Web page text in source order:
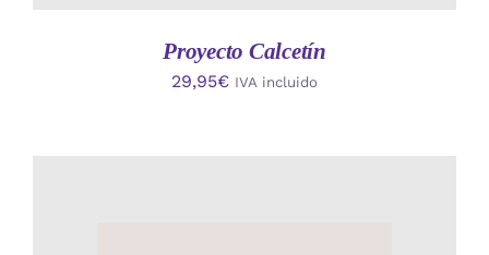
Proyecto Calcetín
29,95€ IVA incluido